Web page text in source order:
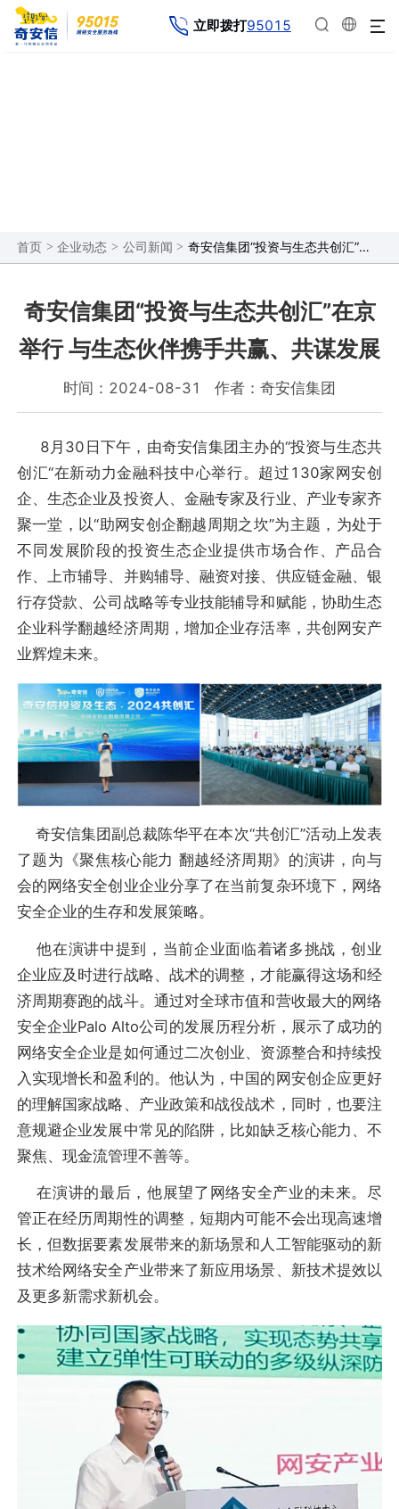
立即拨打95015
首页 > 企业动态 > 公司新闻 > 奇安信集团“投资与生态共创汇”在京举行 与生态伙伴携手共赢、共谋发展
奇安信集团“投资与生态共创汇”在京
举行 与生态伙伴携手共赢、共谋发展
时间：2024-08-31 作者：奇安信集团
8月30日下午，由奇安信集团主办的“投资与生态共
创汇“在新动力金融科技中心举行。超过130家网安创
企、生态企业及投资人、金融专家及行业、产业专家齐
聚一堂，以“助网安创企翻越周期之坎”为主题，为处于
不同发展阶段的投资生态企业提供市场合作、产品合
作、上市辅导、并购辅导、融资对接、供应链金融、银
行存贷款、公司战略等专业技能辅导和赋能，协助生态
企业科学翻越经济周期，增加企业存活率，共创网安产
业辉煌未来。
奇安信集团副总裁陈华平在本次“共创汇”活动上发表
了题为《聚焦核心能力 翻越经济周期》的演讲，向与
会的网络安全创业企业分享了在当前复杂环境下，网络
安全企业的生存和发展策略。
他在演讲中提到，当前企业面临着诸多挑战，创业
企业应及时进行战略、战术的调整，才能赢得这场和经
济周期赛跑的战斗。通过对全球市值和营收最大的网络
安全企业Palo Alto公司的发展历程分析，展示了成功的
网络安全企业是如何通过二次创业、资源整合和持续投
入实现增长和盈利的。他认为，中国的网安创企应更好
的理解国家战略、产业政策和战役战术，同时，也要注
意规避企业发展中常见的陷阱，比如缺乏核心能力、不
聚焦、现金流管理不善等。
在演讲的最后，他展望了网络安全产业的未来。尽
管正在经历周期性的调整，短期内可能不会出现高速增
长，但数据要素发展带来的新场景和人工智能驱动的新
技术给网络安全产业带来了新应用场景、新技术提效以
及更多新需求新机会。